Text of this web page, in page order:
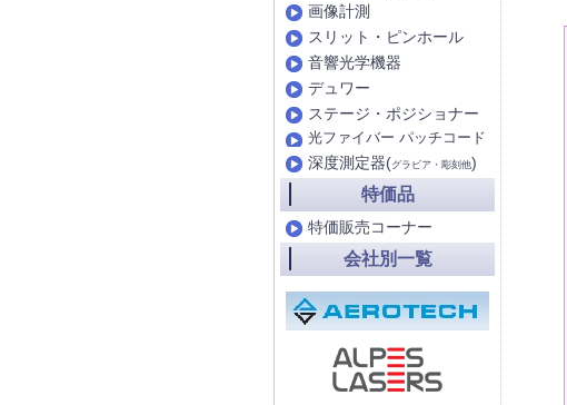
画像計測
スリット・ピンホール
音響光学機器
デュワー
ステージ・ポジショナー
光ファイバー パッチコード
深度測定器(グラビア・彫刻他)
特価品
特価販売コーナー
会社別一覧